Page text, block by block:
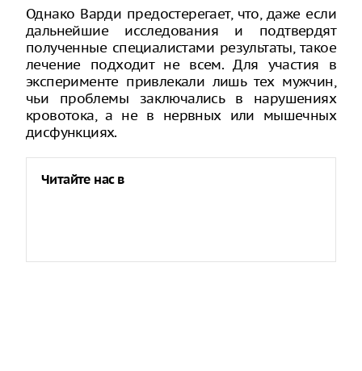
Однако Варди предостерегает, что, даже если
дальнейшие исследования и подтвердят
полученные специалистами результаты, такое
лечение подходит не всем. Для участия в
эксперименте привлекали лишь тех мужчин,
чьи проблемы заключались в нарушениях
кровотока, а не в нервных или мышечных
дисфункциях.
Читайте нас в